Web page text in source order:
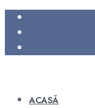
ACASĂ